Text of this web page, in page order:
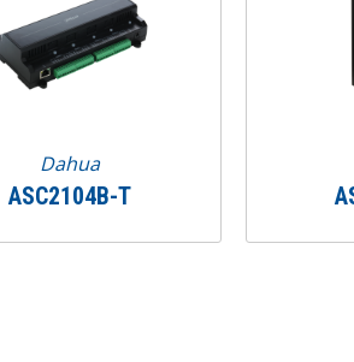
Dahua
ASC2104B-T